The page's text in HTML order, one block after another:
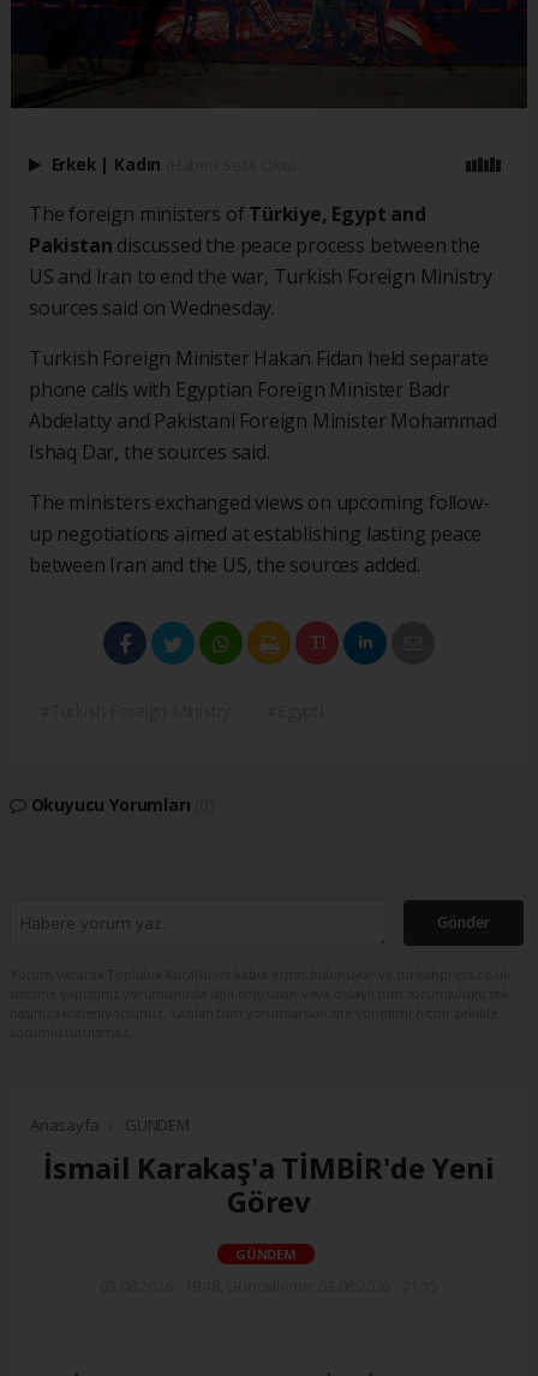
Erkek | Kadın
The foreign ministers ofTürkiye, Egypt and
Pakistan discussed the peace process between the
US and Iran to end the war, Turkish Foreign Ministry
sources said on Wednesday.
Turkish Foreign Minister Hakan Fidan held separate
phone calls with Egyptian Foreign Minister Badr
Abdelatty and Pakistani Foreign Minister Mohammad
Ishaq Dar, the sources said.
The ministers exchanged views on upcoming follow-
up negotiations aimed at establishing lasting peace
between Iran and the US, the sources added.
Okuyucu Yorumları
Gönder
Anasayfa GÜNDEM
İsmail Karakaş'a TİMBİR'de Yeni
Görev
GÜNDEM